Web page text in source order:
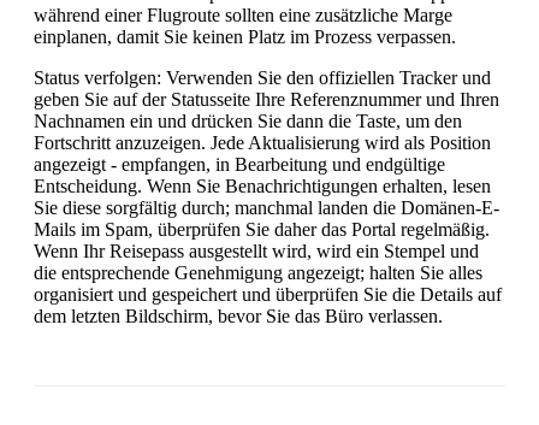
während einer Flugroute sollten eine zusätzliche Marge
einplanen, damit Sie keinen Platz im Prozess verpassen.
Status verfolgen: Verwenden Sie den offiziellen Tracker und
geben Sie auf der Statusseite Ihre Referenznummer und Ihren
Nachnamen ein und drücken Sie dann die Taste, um den
Fortschritt anzuzeigen. Jede Aktualisierung wird als Position
angezeigt - empfangen, in Bearbeitung und endgültige
Entscheidung. Wenn Sie Benachrichtigungen erhalten, lesen
Sie diese sorgfältig durch; manchmal landen die Domänen-E-
Mails im Spam, überprüfen Sie daher das Portal regelmäßig.
Wenn Ihr Reisepass ausgestellt wird, wird ein Stempel und
die entsprechende Genehmigung angezeigt; halten Sie alles
organisiert und gespeichert und überprüfen Sie die Details auf
dem letzten Bildschirm, bevor Sie das Büro verlassen.